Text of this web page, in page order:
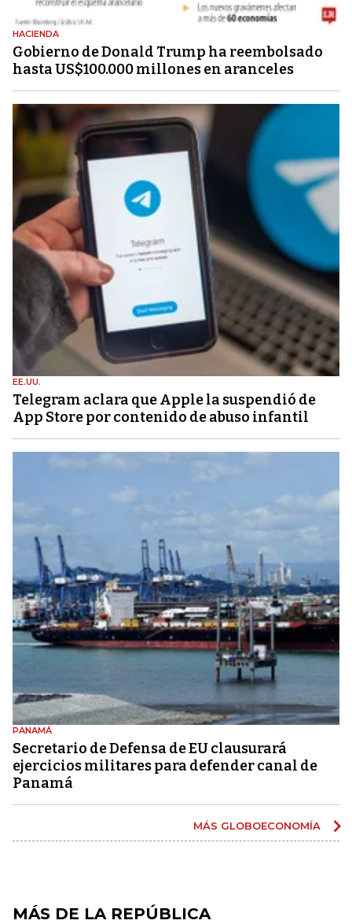
HACIENDA
Gobierno de Donald Trump ha reembolsado
hasta US$100.000 millones en aranceles
EE.UU.
Telegram aclara que Apple la suspendió de
App Store por contenido de abuso infantil
PANAMÁ
Secretario de Defensa de EU clausurará
ejercicios militares para defender canal de
Panamá
MÁS GLOBOECONOMÍA
MÁS DE LA REPÚBLICA